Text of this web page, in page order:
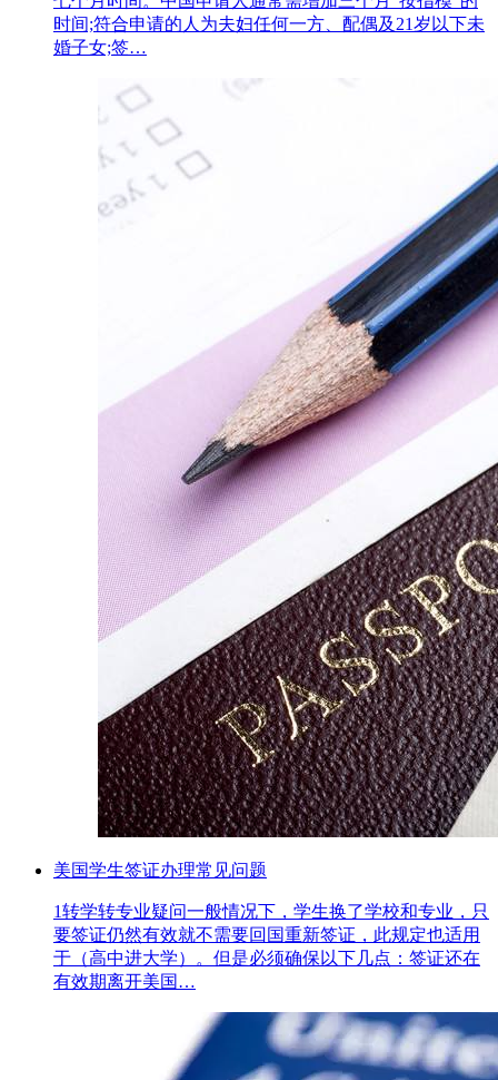
时间;符合申请的人为夫妇任何一方、配偶及21岁以下未
婚子女;签…
美国学生签证办理常见问题
1转学转专业疑问一般情况下，学生换了学校和专业，只
要签证仍然有效就不需要回国重新签证，此规定也适用
于（高中进大学）。但是必须确保以下几点：签证还在
有效期离开美国…